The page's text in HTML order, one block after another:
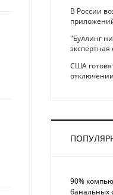
В России
"Буллинг
США
90%
банальных